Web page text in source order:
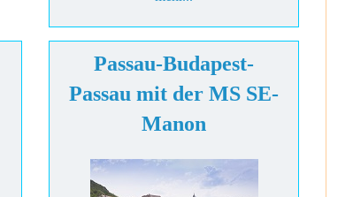
Passau-Budapest-
Passau mit der MS SE-
Manon